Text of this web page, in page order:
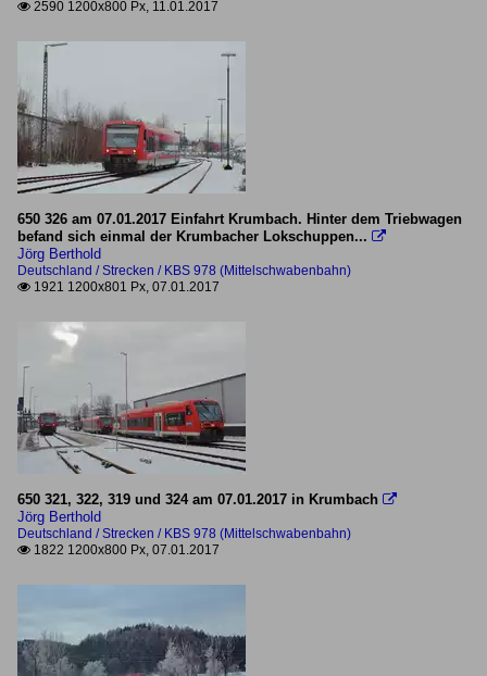
 2590 1200x800 Px, 11.01.2017
650 326 am 07.01.2017 Einfahrt Krumbach. Hinter dem Triebwagen
befand sich einmal der Krumbacher Lokschuppen... 
Jörg Berthold
Deutschland / Strecken / KBS 978 (Mittelschwabenbahn)
 1921 1200x801 Px, 07.01.2017
650 321, 322, 319 und 324 am 07.01.2017 in Krumbach 
Jörg Berthold
Deutschland / Strecken / KBS 978 (Mittelschwabenbahn)
 1822 1200x800 Px, 07.01.2017